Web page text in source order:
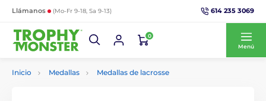
Llámanos (Mo-Fr 9-18, Sa 9-13) 614 235 3069
0
Menú
Inicio Medallas Medallas de lacrosse